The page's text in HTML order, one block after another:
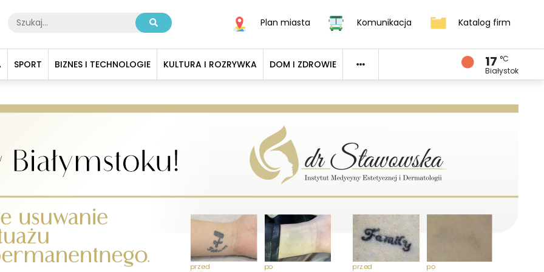
Plan miasta Komunikacja Katalog firm
SPORT BIZNES I TECHNOLOGIE KULTURA I ROZRYWKA DOM I ZDROWIE 17 °C
Białystok